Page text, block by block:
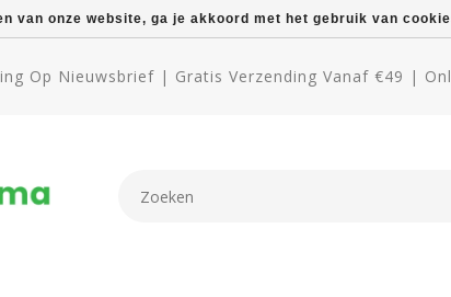
Op Nieuwsbrief | Gratis Verzending Vanaf €49 |
van onze website, ga je akkoord met het gebruik van